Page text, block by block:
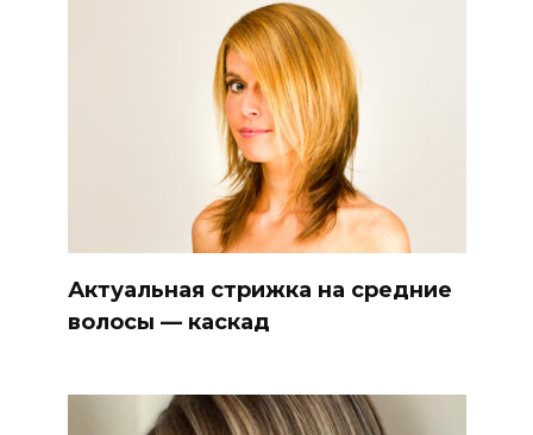
Актуальная стрижка на средние
волосы — каскад